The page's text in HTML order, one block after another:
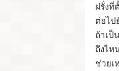
ฝรั่งที่
ต่อไป
ถ้าเป็
ถึงไห
ช่วย